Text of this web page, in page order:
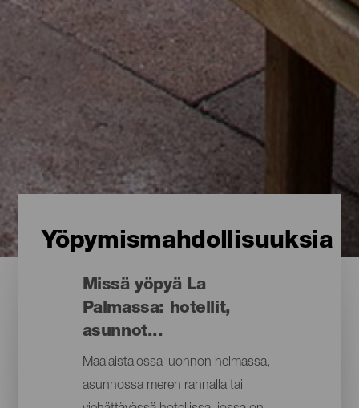
Yöpymismahdollisuuksia
Missä yöpyä La
Palmassa: hotellit,
asunnot...
Maalaistalossa luonnon helmassa,
asunnossa meren rannalla tai